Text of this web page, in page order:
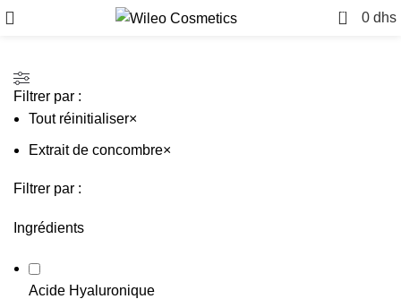
0 0 dhs
Filtrer par :
Tout réinitialiser×
Extrait de concombre×
Filtrer par :
Ingrédients
Acide Hyaluronique